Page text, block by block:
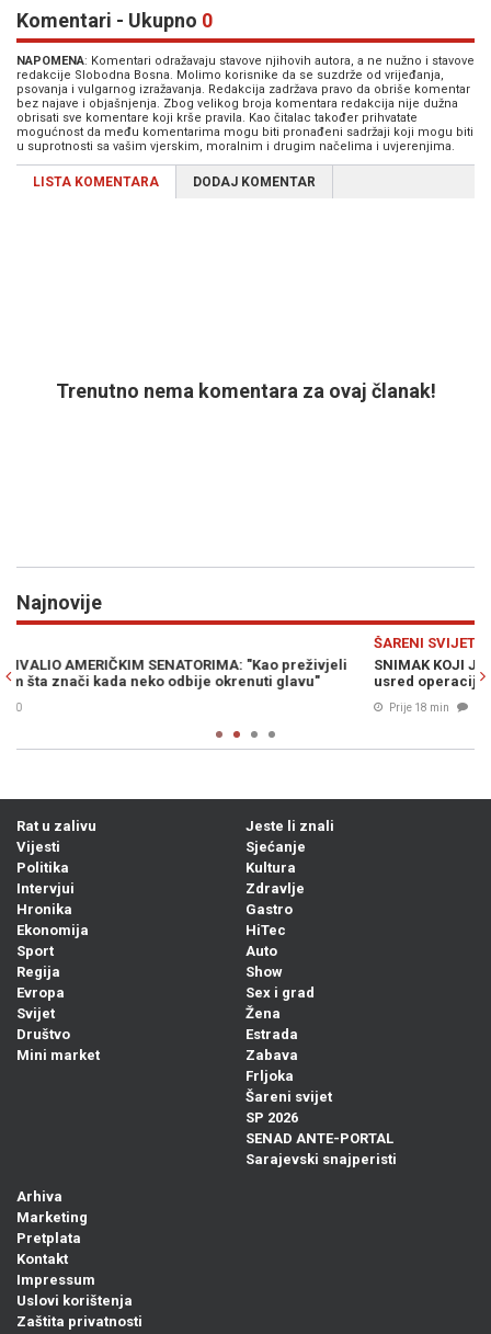
Komentari - Ukupno 0
NAPOMENA: Komentari odražavaju stavove njihovih autora, a ne nužno i stavove
redakcije Slobodna Bosna. Molimo korisnike da se suzdrže od vrijeđanja,
psovanja i vulgarnog izražavanja. Redakcija zadržava pravo da obriše komentar
bez najave i objašnjenja. Zbog velikog broja komentara redakcija nije dužna
obrisati sve komentare koji krše pravila. Kao čitalac također prihvatate
mogućnost da među komentarima mogu biti pronađeni sadržaji koji mogu biti
u suprotnosti sa vašim vjerskim, moralnim i drugim načelima i uvjerenjima.
LISTA KOMENTARA DODAJ KOMENTAR
Trenutno nema komentara za ovaj članak!
Najnovije
SNIMAK KOJI JE ZADIVIO PLANETU: Potres od 7,1 pogodio Japan
usred operacije, pogledajte reakciju ovih hirurga (VIDEO)
Rat u zalivu
Vijesti
Politika
Intervjui
Hronika
Ekonomija
Sport
Regija
Evropa
Svijet
Društvo
Mini market
Jeste li znali
Sjećanje
Kultura
Zdravlje
Gastro
HiTec
Auto
Show
Sex i grad
Žena
Estrada
Zabava
Frljoka
Šareni svijet
SP 2026
SENAD ANTE-PORTAL
Sarajevski snajperisti
Arhiva
Marketing
Pretplata
Kontakt
Impressum
Uslovi korištenja
Zaštita privatnosti